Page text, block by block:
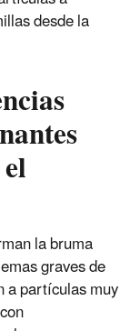
desde la
la bruma
graves de
a partículas muy